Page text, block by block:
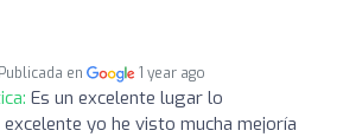
Publicada en 1 year ago
Es un excelente lugar lo
yo he visto mucha mejoría